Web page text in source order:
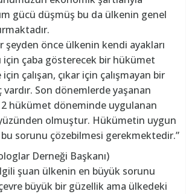
gücü düşmüş bu da ülkenin genel
şeyden önce ülkenin kendi ayakları
için çaba gösterecek bir hükümet
çalışan, çıkar için çalışmayan bir
Son dönemlerde yaşanan
hükümet döneminde uygulanan
olmuştur. Hükümetin uygun
sorunu çözebilmesi gerekmektedir.”
Derneği Başkanı)
şuan ülkenin en büyük sorunu
büyük bir güzellik ama ülkedeki